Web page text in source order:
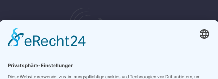
Montag - Freitag 10:00 - 18:00 Uhr
Samstag, Sonntag, Feiertag 10:00 - 15:00 Uhr